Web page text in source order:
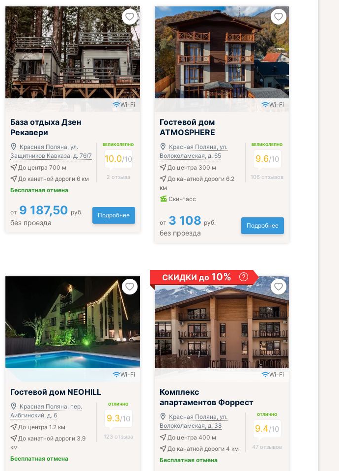
Wi-Fi
База отдыха Дзен
Рекавери
Красная Поляна, ул.
Защитников Кавказа, д. 76/7
До центра 700 м
До канатной дороги 6 км
Бесплатная отмена
ВЕЛИКОЛЕПНО
10.0/10
2 отзыва
от 9 187,50 руб.
без проезда
Подробнее
Wi-Fi
Гостевой дом
ATMOSPHERE
Красная Поляна, ул.
Волоколамская, д. 65
До центра 300 м
До канатной дороги 6.2
км
Ски-пасс
ВЕЛИКОЛЕПНО
9.6/10
106 отзывов
от 3 108 руб.
без проезда
Подробнее
Wi-Fi
Гостевой дом NEOHILL
Красная Поляна, пер.
Аибгинский, д. 6
До центра 1.2 км
До канатной дороги 3.9
км
Бесплатная отмена
ОТЛИЧНО
9.3/10
123 отзыва
СКИДКИ до 10%
Wi-Fi
Комплекс
апартаментов Форрест
Красная Поляна, ул.
Волоколамская, д. 38
До центра 400 м
До канатной дороги 4 км
Бесплатная отмена
ОТЛИЧНО
9.4/10
47 отзывов